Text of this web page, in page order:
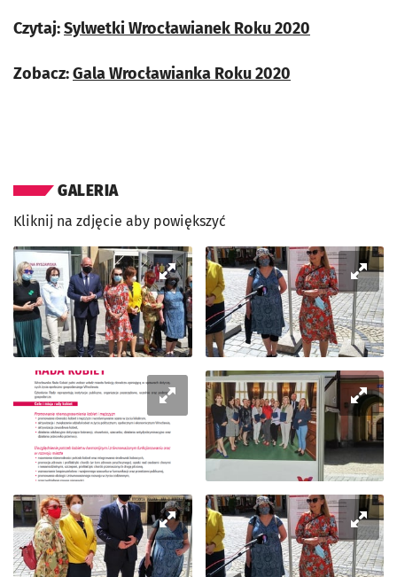
Czytaj:Sylwetki Wrocławianek Roku 2020
Zobacz:Gala Wrocławianka Roku 2020
GALERIA
Kliknij na zdjęcie aby powiększyć